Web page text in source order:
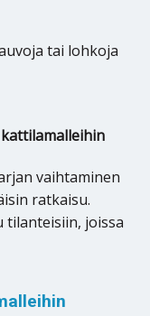
tai lohkoja
vaihtaminen
ratkaisu.
tilanteisiin, joissa